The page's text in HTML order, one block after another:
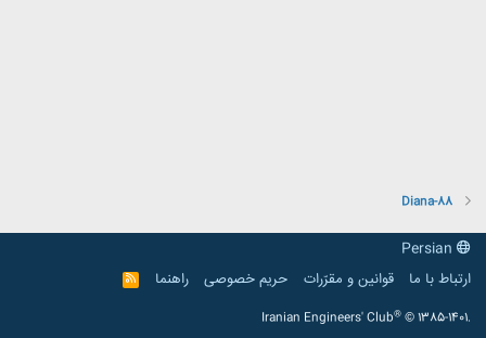
Diana-88
ارتباط با ما
قوانین و مقرّرات حریم خصوصی راهنما
R
S
Iranian Engineers' Club® © 1385-1401.